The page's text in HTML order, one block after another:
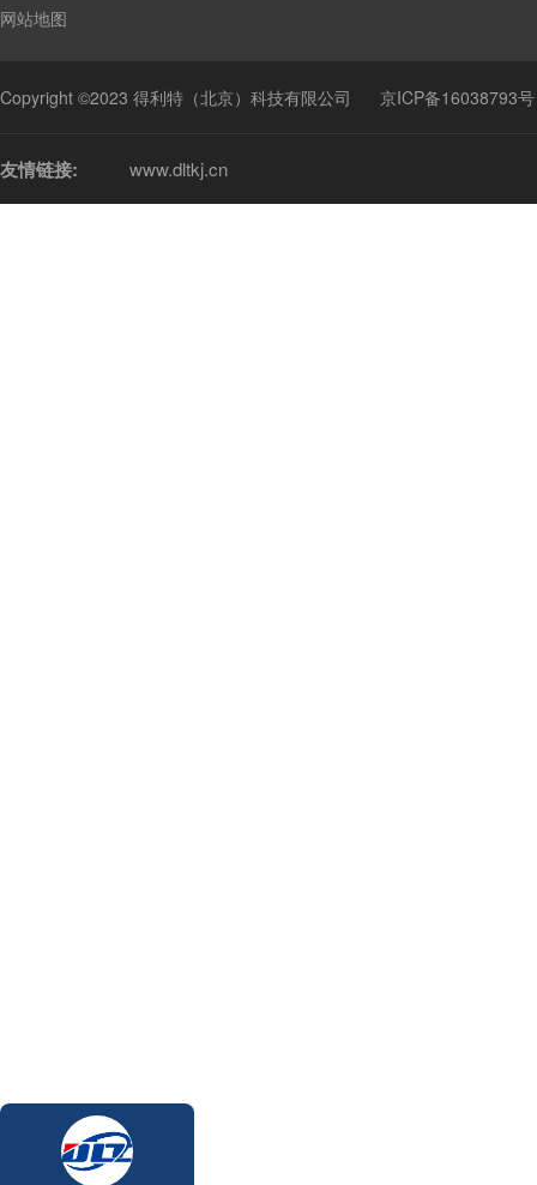
网站地图
Copyright ©2023 得利特（北京）科技有限公司 京ICP备16038793号
友情链接: www.dltkj.cn